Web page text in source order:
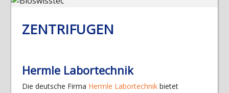
ZENTRIFUGEN
Hermle Labortechnik
Die deutsche Firma Hermle Labortechnikbietet